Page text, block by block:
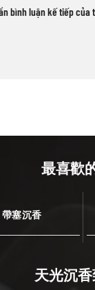
bình luận kế tiếp của
最喜歡
帶塞沉香
天光沉